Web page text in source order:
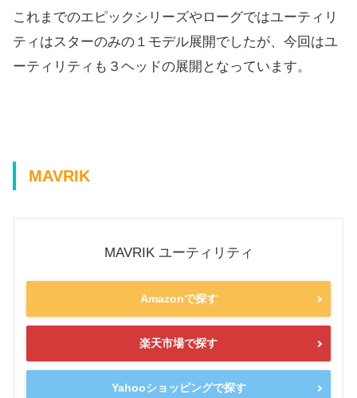
これまでのエピックシリーズやローグではユーティリ
ティはスターのみの１モデル展開でしたが、今回はユ
ーティリティも３ヘッドの展開となっています。
MAVRIK
MAVRIK ユーティリティ
Amazonで探す
楽天市場で探す
Yahooショッピングで探す